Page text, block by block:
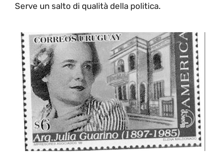
Serve un salto di qualità della politica.